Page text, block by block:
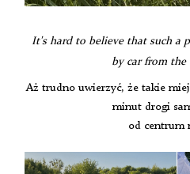
It's hard to believe that such a
by car from the
Aż trudno uwierzyć, że takie
minut drogi
od centrum